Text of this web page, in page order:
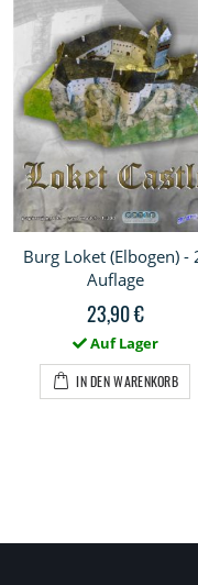
Burg Loket (Elbogen) -
Auflage
23,90 €
Auf Lager
IN DEN WARENKORB